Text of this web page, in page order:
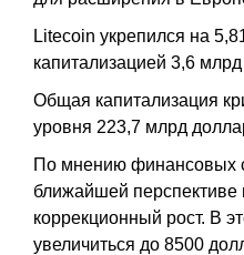
Litecoin укрепился на
капитализацией 3,6
Общая капитализация
уровня 223,7 млрд
По мнению финансовых
ближайшей перспективе
коррекционный рост. В
увеличиться до 8500